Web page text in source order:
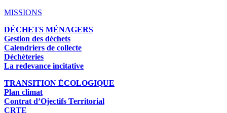
MISSIONS
DÉCHETS MÉNAGERS
Gestion des déchets
Calendriers de collecte
Déchèteries
La redevance incitative
TRANSITION ÉCOLOGIQUE
Plan climat
Contrat d’Ojectifs Territorial
CRTE